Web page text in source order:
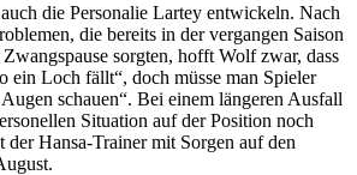
die Personalie Lartey entwickeln. Nach
die bereits in der vergangen Saison
sorgten, hofft Wolf zwar, dass
ein Loch fällt“, doch müsse man Spieler
schauen“. Bei einem längeren Ausfall
Situation auf der Position noch
der Hansa-Trainer mit Sorgen auf den